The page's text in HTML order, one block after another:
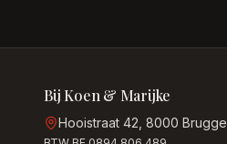
Bij Koen & Marijke
Hooistraat 42, 8000 Brugge